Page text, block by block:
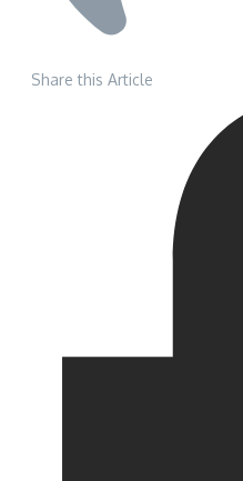
Share this Article